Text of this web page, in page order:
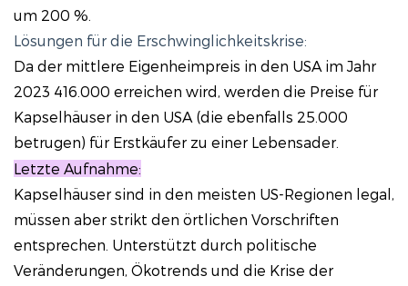
um 200 %.
Lösungen für die Erschwinglichkeitskrise:
Da der mittlere Eigenheimpreis in den USA im Jahr
2023 416.000 erreichen wird, werden die Preise für
Kapselhäuser in den USA (die ebenfalls 25.000
betrugen) für Erstkäufer zu einer Lebensader.
Letzte Aufnahme:
Kapselhäuser sind in den meisten US-Regionen legal,
müssen aber strikt den örtlichen Vorschriften
entsprechen. Unterstützt durch politische
Veränderungen, Ökotrends und die Krise der